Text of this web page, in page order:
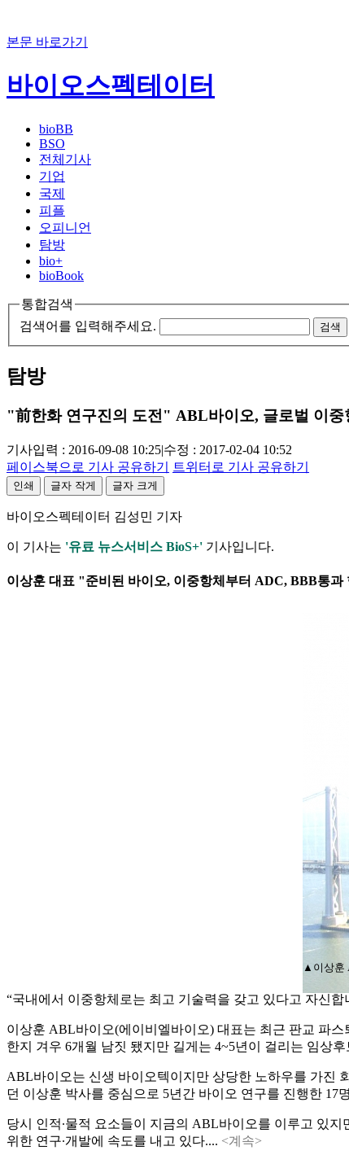
본문 바로가기
바이오스펙테이터
bioBB
BSO
전체기사
기업
국제
피플
오피니언
탐방
bio+
bioBook
통합검색
검색어를 입력해주세요.
검색
탐방
"前한화 연구진의 도전" ABL바이오, 글로벌 이중
기사입력 : 2016-09-08 10:25|수정 : 2017-02-04 10:52
페이스북으로 기사 공유하기
트위터로 기사 공유하기
인쇄 글자 작게 글자 크게
바이오스펙테이터 김성민 기자
이 기사는 '유료 뉴스서비스 BioS+' 기사입니다.
이상훈 대표 "준비된 바이오, 이중항체부터 ADC, BBB통
▲이상훈
“국내에서 이중항체로는 최고 기술력을 갖고 있다고 자신
이상훈 ABL바이오(에이비엘바이오) 대표는 최근 판교 파
한지 겨우 6개월 남짓 됐지만 길게는 4~5년이 걸리는 임상
ABL바이오는 신생 바이오텍이지만 상당한 노하우를 가진
던 이상훈 박사를 중심으로 5년간 바이오 연구를 진행한 17
당시 인적∙물적 요소들이 지금의 ABL바이오를 이루고 있
위한 연구∙개발에 속도를 내고 있다.... <계속>